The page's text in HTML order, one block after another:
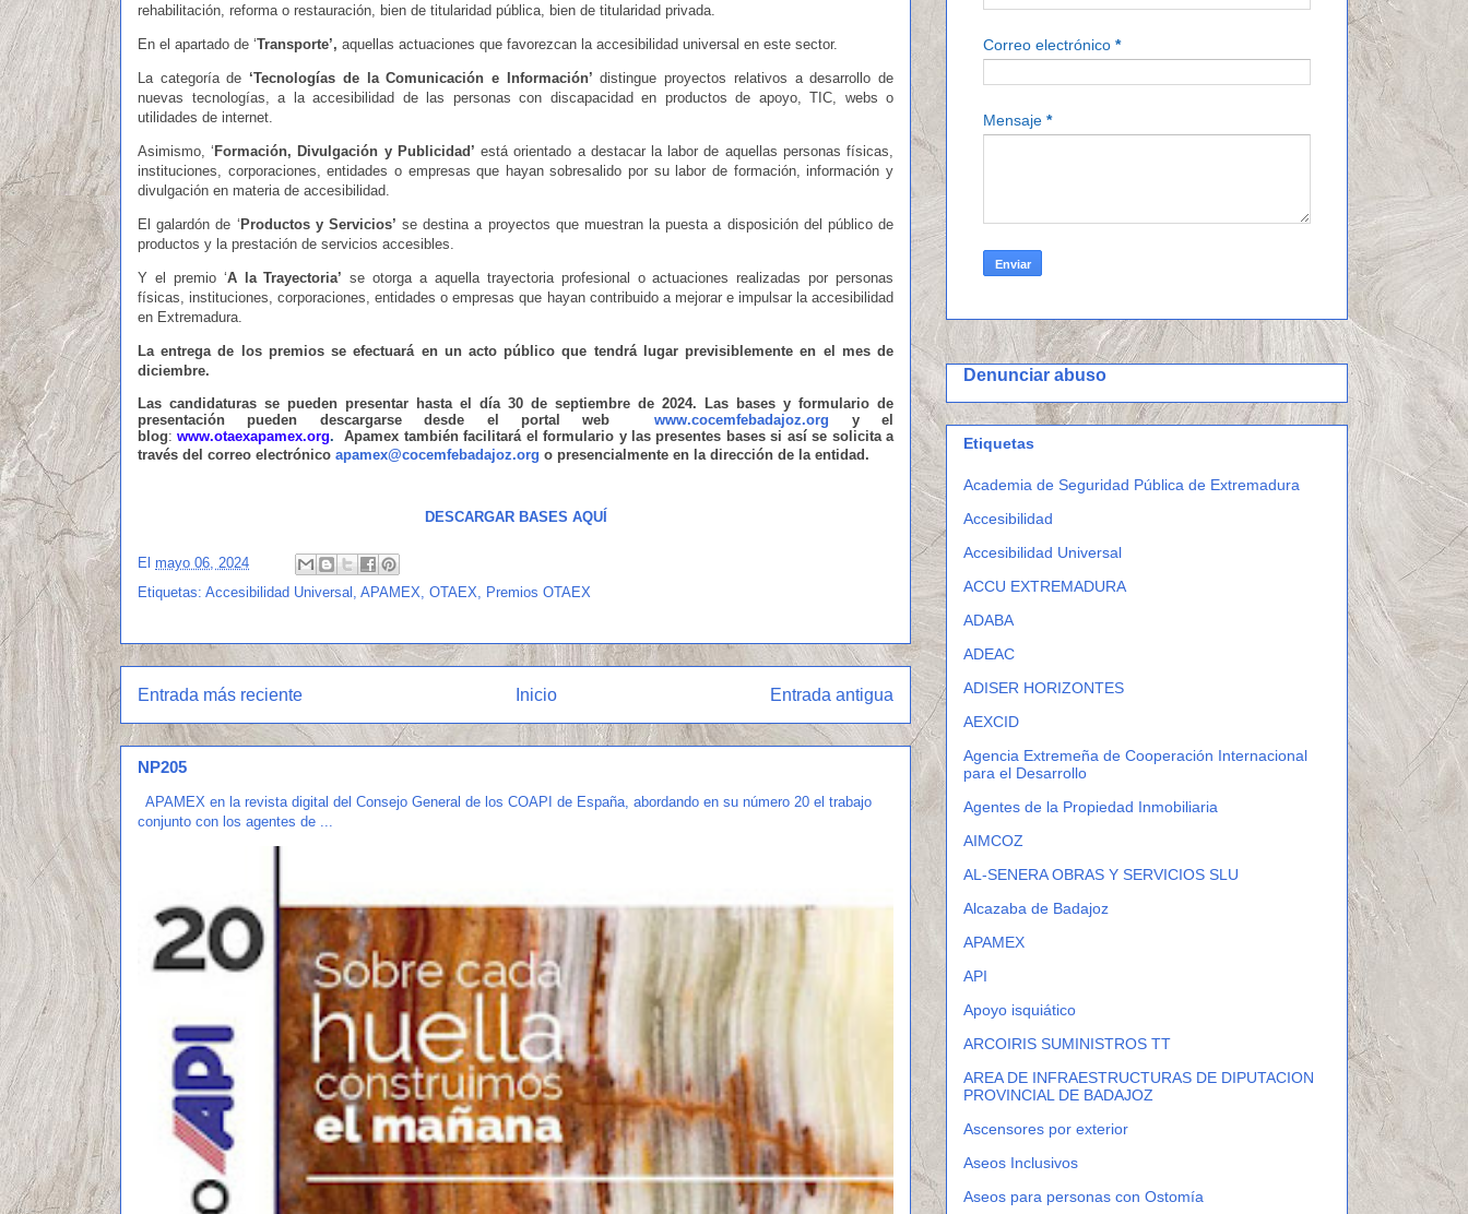
rehabilitación, reforma o restauración, bien de titularidad pública, bien de titularidad privada.
En el apartado de ‘Transporte’, aquellas actuaciones que favorezcan la accesibilidad universal en este sector.
La categoría de‘Tecnologías de la Comunicación e Información’ distingue proyectos relativos a desarrollo de
nuevas tecnologías, a la accesibilidad de las personas con discapacidad en productos de apoyo, TIC, webs o
utilidades de internet.
Asimismo, ‘ Formación, Divulgación y Publicidad’ está orientado a destacar la labor de aquellas personas físicas,
instituciones, corporaciones, entidades o empresas que hayan sobresalido por su labor de formación, información y
divulgación en materia de accesibilidad.
El galardón de ‘ Productos y Servicios’ se destina a proyectos que muestran la puesta a disposición del público de
productos y la prestación de servicios accesibles.
Y el premio ‘A la Trayectoria’ se otorga a aquella trayectoria profesional o actuaciones realizadas por personas
físicas, instituciones, corporaciones, entidades o empresas que hayan contribuido a mejorar e impulsar la accesibilidad
en Extremadura.
La entrega de los premios se efectuará en un acto público que tendrá lugar previsiblemente en el mes de
diciembre.
Las candidaturas se pueden presentar hasta el día 30 de septiembre de 2024. Las bases y formulario de
presentación pueden descargarse desde el portal web
www.cocemfebadajoz.org
y el
blog: www.otaexapamex.org.
Apamex también facilitará el formulario y las presentes bases si así se solicita a
través del correo electrónico apamex@cocemfebadajoz.org o presencialmente en la dirección de la entidad.
DESCARGAR BASES AQUÍ
El mayo 06, 2024
Etiquetas: Accesibilidad Universal APAMEX OTAEX Premios OTAEX
Entrada más reciente Entrada antigua
Inicio
NP205
APAMEX en la revista digital del Consejo General de los COAPI de España, abordando en su número 20 el trabajo
conjunto con los agentes de ...
Correo electrónico *
Mensaje *
Denunciar abuso
Etiquetas
Academia de Seguridad Pública de Extremadura
Accesibilidad
Accesibilidad Universal
ACCU EXTREMADURA
ADABA
ADEAC
ADISER HORIZONTES
AEXCID
Agencia Extremeña de Cooperación Internacional
para el Desarrollo
Agentes de la Propiedad Inmobiliaria
AIMCOZ
AL-SENERA OBRAS Y SERVICIOS SLU
Alcazaba de Badajoz
APAMEX
API
Apoyo isquiático
ARCOIRIS SUMINISTROS TT
AREA DE INFRAESTRUCTURAS DE DIPUTACION
PROVINCIAL DE BADAJOZ
Ascensores por exterior
Aseos Inclusivos
Aseos para personas con Ostomía